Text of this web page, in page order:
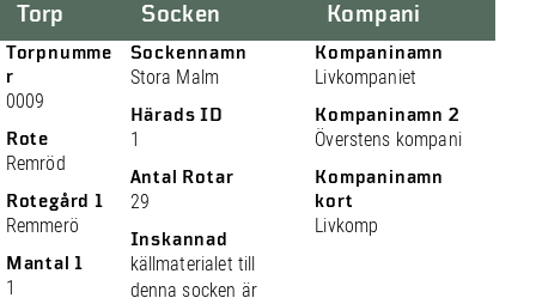
Torp
Torpnumme
r
0009
Rote
Remröd
Rotegård 1
Remmerö
Mantal 1
1
Socken
Sockennamn
Stora Malm
Härads ID
1
Antal Rotar
29
Inskannad
källmaterialet till
denna socken är
Kompani
Kompaninamn
Livkompaniet
Kompaninamn 2
Överstens kompani
Kompaninamn
kort
Livkomp